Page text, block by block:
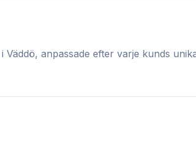
anpassade efter varje kunds